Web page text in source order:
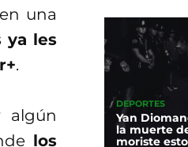
una
ya les
.
algún
los
DEPORTES
Yan
la muerte
moriste